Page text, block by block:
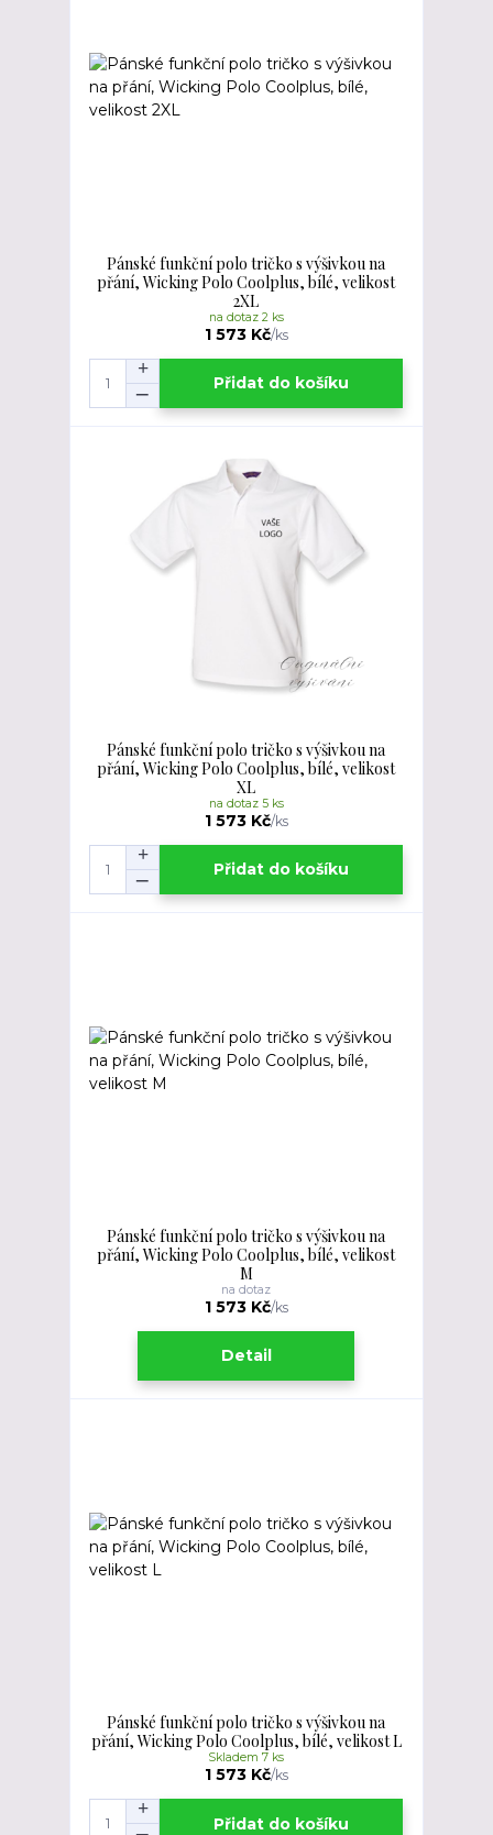
Pánské funkční polo tričko s výšivkou na
přání, Wicking Polo Coolplus, bílé, velikost
2XL
1 573 Kč/ks
na dotaz 2 ks
Přidat do košíku
Pánské funkční polo tričko s výšivkou na
přání, Wicking Polo Coolplus, bílé, velikost
XL
1 573 Kč/ks
na dotaz 5 ks
Přidat do košíku
Pánské funkční polo tričko s výšivkou na
přání, Wicking Polo Coolplus, bílé, velikost
M
1 573 Kč/ks
na dotaz
Detail
Pánské funkční polo tričko s výšivkou na
přání, Wicking Polo Coolplus, bílé, velikost L
1 573 Kč/ks
Skladem 7 ks
Přidat do košíku